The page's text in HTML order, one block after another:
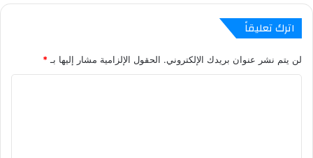
اترك تعليقاً
لن يتم نشر عنوان بريدك الإلكتروني. الحقول الإلزامية مشار إليها بـ*